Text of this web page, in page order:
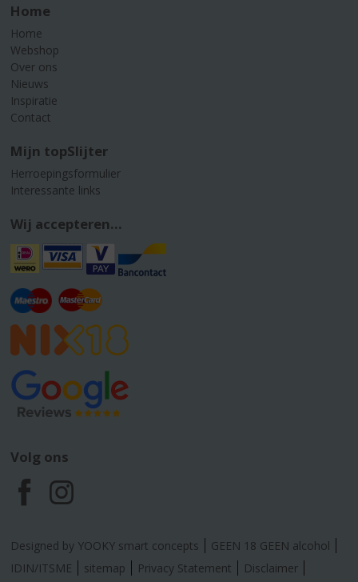
Home
Home
Webshop
Over ons
Nieuws
Inspiratie
Contact
Mijn topSlijter
Herroepingsformulier
Interessante links
Wij accepteren...
Volg ons
F
a
c
I
n
s
Designed by YOOKY smart concepts
GEEN 18 GEEN alcohol
IDIN/ITSME
sitemap Privacy Statement Disclaimer